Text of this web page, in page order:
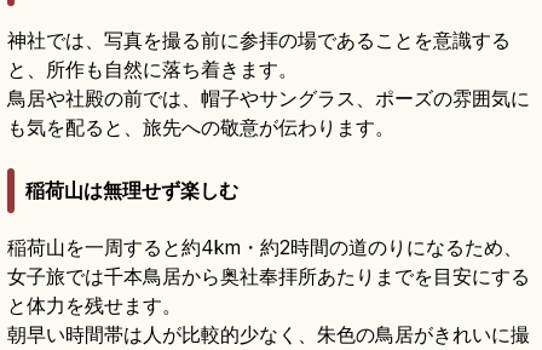
神社では、写真を撮る前に参拝の場であることを意識する
と、所作も自然に落ち着きます。
鳥居や社殿の前では、帽子やサングラス、ポーズの雰囲気に
も気を配ると、旅先への敬意が伝わります。
稲荷山は無理せず楽しむ
稲荷山を一周すると約4km・約2時間の道のりになるため、
女子旅では千本鳥居から奥社奉拝所あたりまでを目安にする
と体力を残せます。
朝早い時間帯は人が比較的少なく、朱色の鳥居がきれいに撮